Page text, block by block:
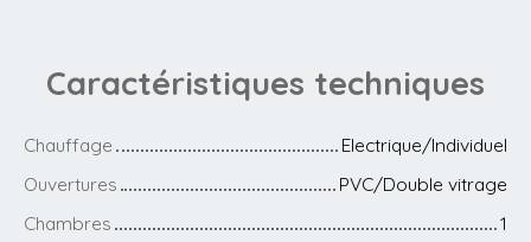
Caractéristiques techniques
Chauffage
Electrique/Individuel
Ouvertures
PVC/Double vitrage
Chambres
1